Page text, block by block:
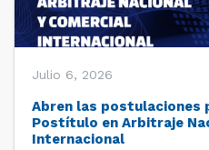
Julio 6, 2026
Abren las postulaciones
Postítulo en Arbitraje
Internacional